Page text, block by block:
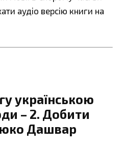
аудіо версію книги на
українською
– 2. Добити
Дашвар